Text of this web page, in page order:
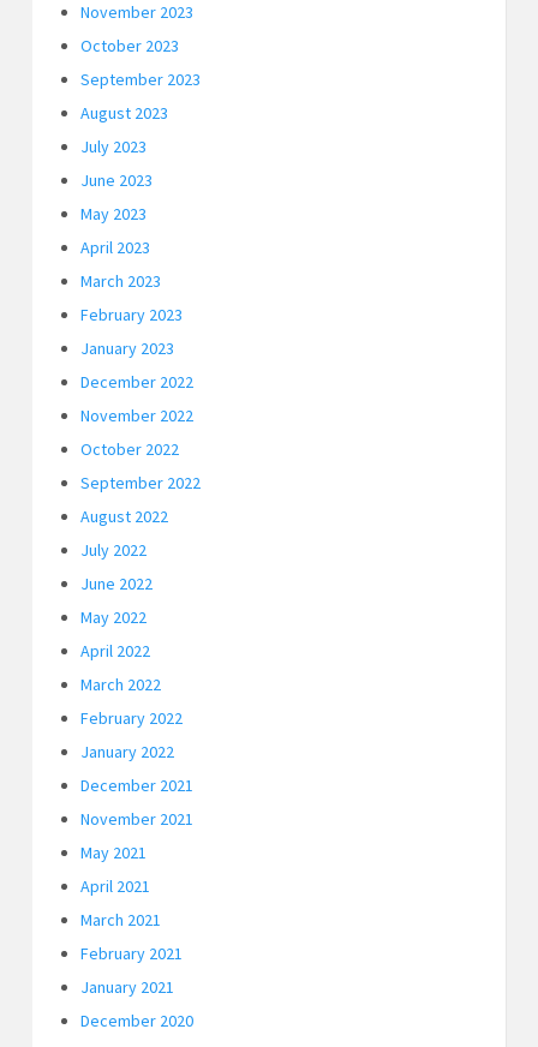
November 2023
October 2023
September 2023
August 2023
July 2023
June 2023
May 2023
April 2023
March 2023
February 2023
January 2023
December 2022
November 2022
October 2022
September 2022
August 2022
July 2022
June 2022
May 2022
April 2022
March 2022
February 2022
January 2022
December 2021
November 2021
May 2021
April 2021
March 2021
February 2021
January 2021
December 2020